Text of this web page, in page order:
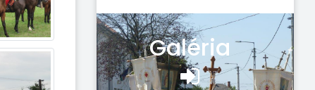
Galéria